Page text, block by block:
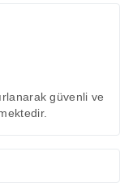
güvenli ve